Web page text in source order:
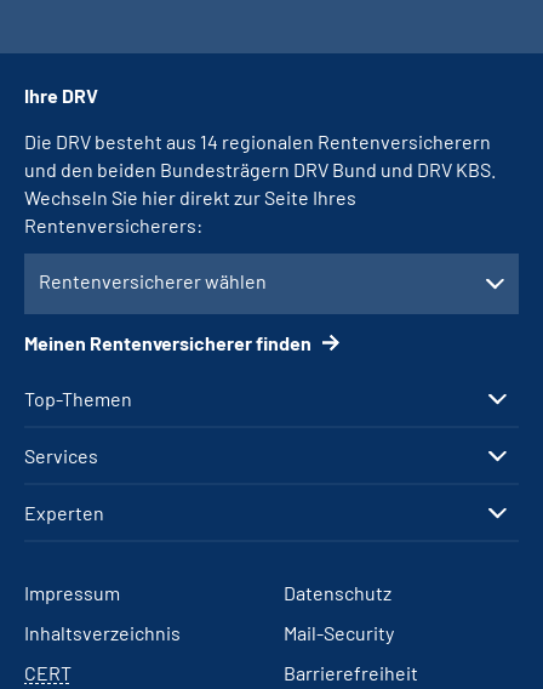
Top-Themen
Services
Experten
Ihre DRV
Die DRV besteht aus 14 regionalen Rentenversicherern
und den beiden Bundesträgern DRV Bund und DRV KBS.
Wechseln Sie hier direkt zur Seite Ihres
Rentenversicherers:
Rentenversicherer wählen
Meinen Rentenversicherer finden
Impressum
Datenschutz
Inhaltsverzeichnis
Mail-Security
CERT
Barrierefreiheit